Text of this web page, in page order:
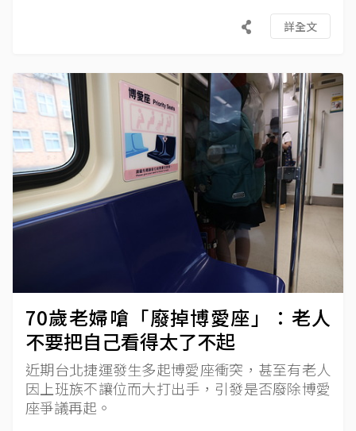
詳全文
70歲老婦嗆「廢掉博愛座」：老人
不要把自己看得太了不起
近期台北捷運發生多起博愛座衝突，甚至有老人
因上班族不讓位而大打出手，引發是否廢除博愛
座爭議再起。